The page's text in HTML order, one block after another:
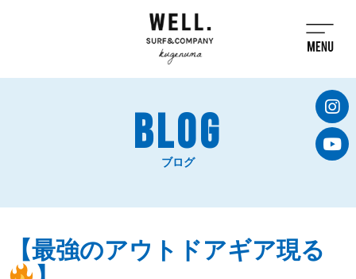
BLOG
ブログ
【最強のアウトドアギア現る